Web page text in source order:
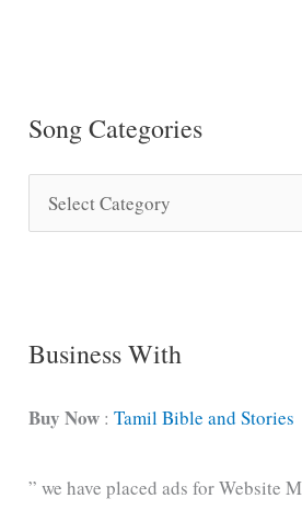
Song Categories
o
C
t
g
Business With
Buy Now :Tamil Bible and Stories
” we have placed ads for Website